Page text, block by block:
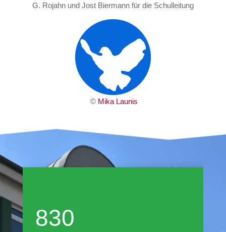
G. Rojahn und Jost Biermann für die Schulleitung
© Mika Launis
830